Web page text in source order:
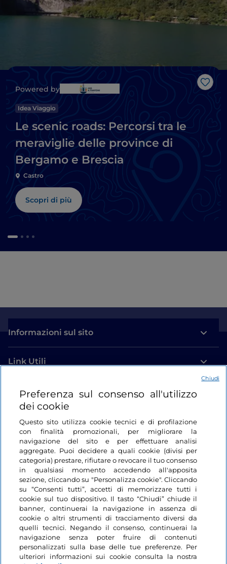
Like
Powered by
Idea Viaggio
Le scenic roads: Percorsi tra le
meraviglie delle province di
Bergamo e Brescia
Castro
Scopri di più
Informazioni sul sito
Link Utili
Login
Restiamo in contatto
Preferenza sul consenso all'utilizzo
dei cookie
Questo sito utilizza cookie tecnici e di profilazione
con finalità promozionali, per migliorare la
navigazione del sito e per effettuare analisi
aggregate. Puoi decidere a quali cookie (divisi per
categoria) prestare, rifiutare o revocare il tuo consenso
in qualsiasi momento accedendo all'apposita
sezione, cliccando su "Personalizza cookie". Cliccando
su “Consenti tutti”, accetti di memorizzare tutti i
cookie sul tuo dispositivo. Il tasto “Chiudi” chiude il
banner, continuerai la navigazione in assenza di
cookie o altri strumenti di tracciamento diversi da
quelli tecnici. Negando il consenso, continuerai la
navigazione senza poter fruire di contenuti
personalizzati sulla base delle tue preferenze. Per
ulteriori informazioni sui cookie consulta la nostra
Chiudi